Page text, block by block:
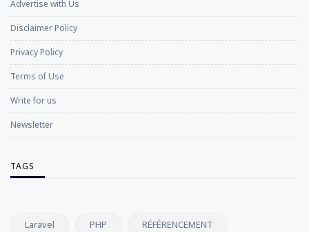
Advertise with Us
Disclaimer Policy
Privacy Policy
Terms of Use
Write for us
Newsletter
TAGS
Laravel PHP RÉFÉRENCEMENT